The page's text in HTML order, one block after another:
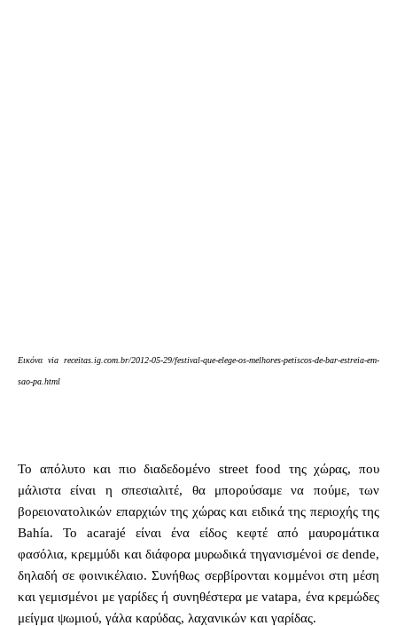
Εικόνα via receitas.ig.com.br/2012-05-29/festival-que-elege-os-melhores-petiscos-de-bar-estreia-em-
sao-pa.html
Το απόλυτο και πιο διαδεδομένο street food της χώρας, που
μάλιστα είναι η σπεσιαλιτέ, θα μπορούσαμε να πούμε, των
βορειονατολικών επαρχιών της χώρας και ειδικά της περιοχής της
Bahía. To acarajé είναι ένα είδος κεφτέ από μαυρομάτικα
φασόλια, κρεμμύδι και διάφορα μυρωδικά τηγανισμένoi σε dende,
δηλαδή σε φοινικέλαιο. Συνήθως σερβίρονται κομμένοι στη μέση
και γεμισμένοι με γαρίδες ή συνηθέστερα με vatapa, ένα κρεμώδες
μείγμα ψωμιού, γάλα καρύδας, λαχανικών και γαρίδας.